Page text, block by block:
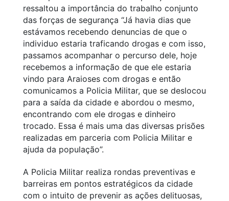
ressaltou a importância do trabalho conjunto
das forças de segurança “Já havia dias que
estávamos recebendo denuncias de que o
individuo estaria traficando drogas e com isso,
passamos acompanhar o percurso dele, hoje
recebemos a informação de que ele estaria
vindo para Araioses com drogas e então
comunicamos a Policia Militar, que se deslocou
para a saída da cidade e abordou o mesmo,
encontrando com ele drogas e dinheiro
trocado. Essa é mais uma das diversas prisões
realizadas em parceria com Policia Militar e
ajuda da população”.
A Policia Militar realiza rondas preventivas e
barreiras em pontos estratégicos da cidade
com o intuito de prevenir as ações delituosas,